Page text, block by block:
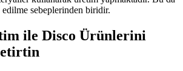
edilme sebeplerinden biridir.
ile Disco Ürünlerini